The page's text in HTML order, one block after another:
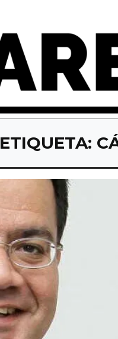
ETIQUETA: